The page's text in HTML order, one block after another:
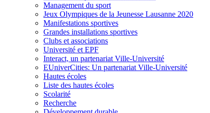
Management du sport
Jeux Olympiques de la Jeunesse Lausanne 2020
Manifestations sportives
Grandes installations sportives
Clubs et associations
Université et EPF
Interact, un partenariat Ville-Université
EUniverCities: Un partenariat Ville-Université
Hautes écoles
Liste des hautes écoles
Scolarité
Recherche